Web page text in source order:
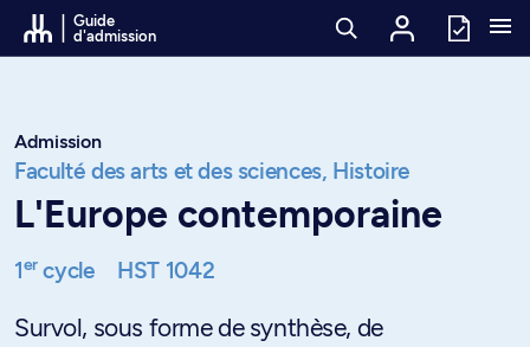
Passer au contenu
Guide
d'admission
Admission
Faculté des arts et des sciences, Histoire
L'Europe contemporaine
1ercycle HST 1042
Survol, sous forme de synthèse, de